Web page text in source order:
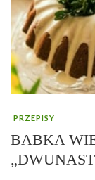
PRZEPISY
BABKA